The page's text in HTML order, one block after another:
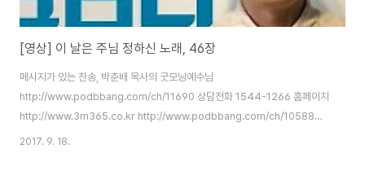
[영상] 이 날은 주님 정하신 노래, 46장
메시지가 있는 찬송, 박춘배 목사의 굿모닝예수님
http://www.podbbang.com/ch/11690 상담전화 1544-1266 홈페이지
http://www.3m365.co.kr http://www.podbbang.com/ch/10588
http://www.podbbang.com/ch/11491
2017. 9. 18.